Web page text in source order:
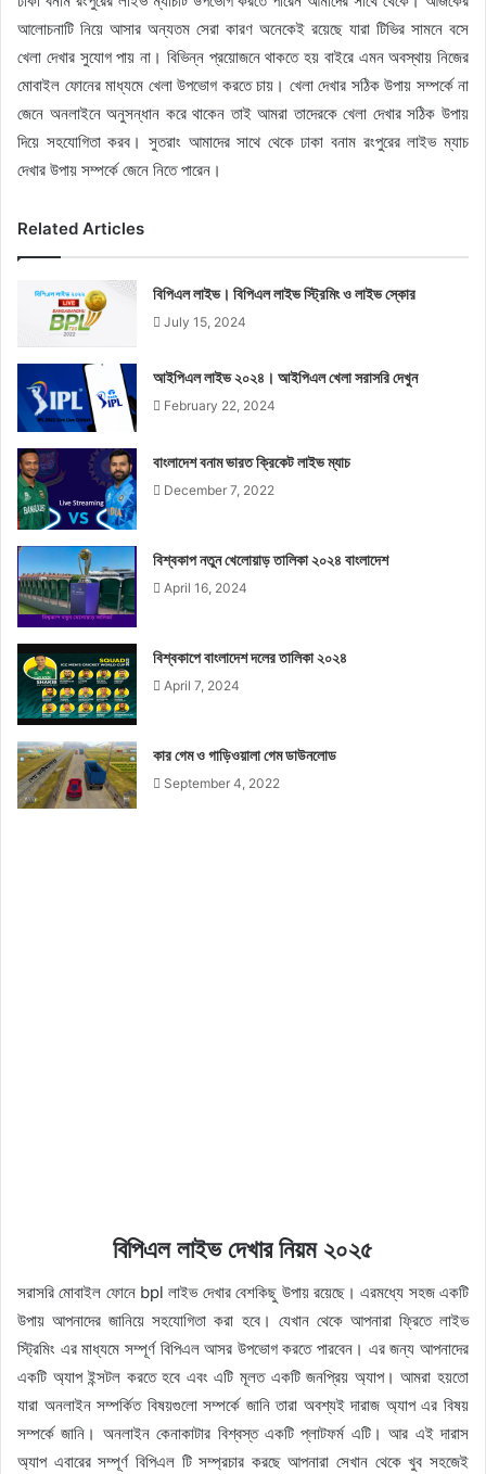
আলোচনাটি নিয়ে আসার অন্যতম সেরা কারণ অনেকেই রয়েছে যারা টিভির সামনে বসে
খেলা দেখার সুযোগ পায় না। বিভিন্ন প্রয়োজনে থাকতে হয় বাইরে এমন অবস্থায় নিজের
মোবাইল ফোনের মাধ্যমে খেলা উপভোগ করতে চায়। খেলা দেখার সঠিক উপায় সম্পর্কে না
জেনে অনলাইনে অনুসন্ধান করে থাকেন তাই আমরা তাদেরকে খেলা দেখার সঠিক উপায়
দিয়ে সহযোগিতা করব। সুতরাং আমাদের সাথে থেকে ঢাকা বনাম রংপুরের লাইভ ম্যাচ
দেখার উপায় সম্পর্কে জেনে নিতে পারেন।
Related Articles
বিপিএল লাইভ। বিপিএল লাইভ স্ট্রিমিং ও লাইভ স্কোর
July 15, 2024
আইপিএল লাইভ ২০২৪। আইপিএল খেলা সরাসরি দেখুন
February 22, 2024
বাংলাদেশ বনাম ভারত ক্রিকেট লাইভ ম্যাচ
December 7, 2022
বিশ্বকাপ নতুন খেলোয়াড় তালিকা ২০২৪ বাংলাদেশ
April 16, 2024
বিশ্বকাপে বাংলাদেশ দলের তালিকা ২০২৪
April 7, 2024
কার গেম ও গাড়িওয়ালা গেম ডাউনলোড
September 4, 2022
বিপিএল লাইভ দেখার নিয়ম ২০২৫
সরাসরি মোবাইল ফোনে bpl লাইভ দেখার বেশকিছু উপায় রয়েছে। এরমধ্যে সহজ একটি
উপায় আপনাদের জানিয়ে সহযোগিতা করা হবে। যেখান থেকে আপনারা ফ্রিতে লাইভ
স্ট্রিমিং এর মাধ্যমে সম্পূর্ণ বিপিএল আসর উপভোগ করতে পারবেন। এর জন্য আপনাদের
একটি অ্যাপ ইন্সটল করতে হবে এবং এটি মূলত একটি জনপ্রিয় অ্যাপ। আমরা হয়তো
যারা অনলাইন সম্পর্কিত বিষয়গুলো সম্পর্কে জানি তারা অবশ্যই দারাজ অ্যাপ এর বিষয়
সম্পর্কে জানি। অনলাইন কেনাকাটার বিশ্বস্ত একটি প্লাটফর্ম এটি। আর এই দারাস
অ্যাপ এবারের সম্পূর্ণ বিপিএল টি সম্প্রচার করছে আপনারা সেখান থেকে খুব সহজেই